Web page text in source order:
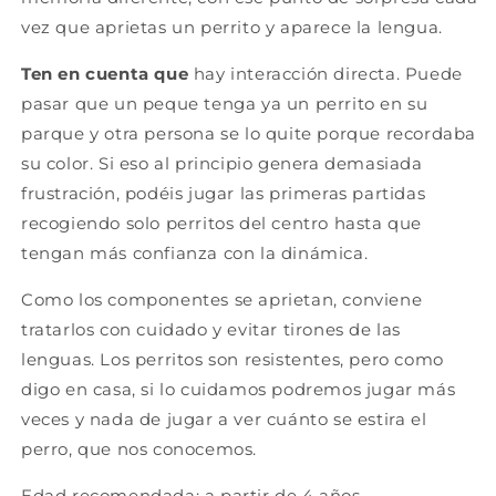
vez que aprietas un perrito y aparece la lengua.
Ten en cuenta que hay interacción directa. Puede
pasar que un peque tenga ya un perrito en su
parque y otra persona se lo quite porque recordaba
su color. Si eso al principio genera demasiada
frustración, podéis jugar las primeras partidas
recogiendo solo perritos del centro hasta que
tengan más confianza con la dinámica.
Como los componentes se aprietan, conviene
tratarlos con cuidado y evitar tirones de las
lenguas. Los perritos son resistentes, pero como
digo en casa, si lo cuidamos podremos jugar más
veces y nada de jugar a ver cuánto se estira el
perro, que nos conocemos.